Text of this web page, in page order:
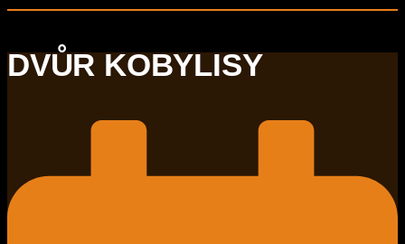
DVŮR KOBYLISY